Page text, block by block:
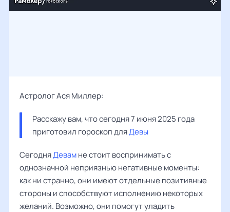
Астролог Ася Миллер:
Расскажу вам, что сегодня 7 июня 2025 года
приготовил гороскоп для Девы
СегодняДевамне стоит воспринимать с
однозначной неприязнью негативные моменты:
как ни странно, они имеют отдельные позитивные
стороны и способствуют исполнению некоторых
желаний. Возможно, они помогут уладить